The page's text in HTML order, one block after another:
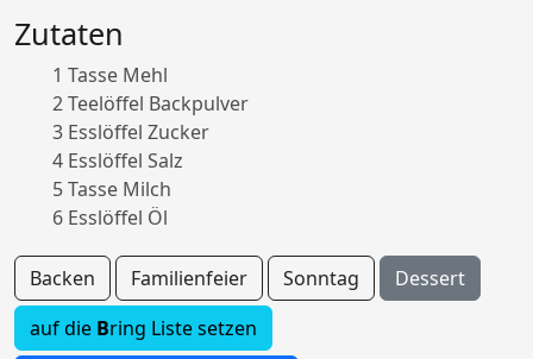
Zutaten
1 Tasse Mehl
2 Teelöffel Backpulver
3 Esslöffel Zucker
4 Esslöffel Salz
5 Tasse Milch
6 Esslöffel Öl
Backen Familienfeier Sonntag
Dessert
auf die Bring Liste setzen